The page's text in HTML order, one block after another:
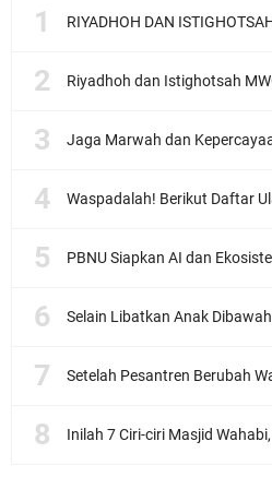
RIYADHOH DAN ISTIGHOTSAH MWC NU LOWOKWARU
Riyadhoh dan Istighotsah MWC NU Lowokwaru: Menguatkan
Jaga Marwah dan Kepercayaan Publik, Ratusan Guru
Waspadalah! Berikut Daftar Ulama Wahabi
PBNU Siapkan AI dan Ekosistem Digital "Satu Ranah
Selain Libatkan Anak Dibawah Umur, Aksi Ganyang Komunis
Setelah Pesantren Berubah
Inilah 7 Ciri-ciri Masjid Wahabi,